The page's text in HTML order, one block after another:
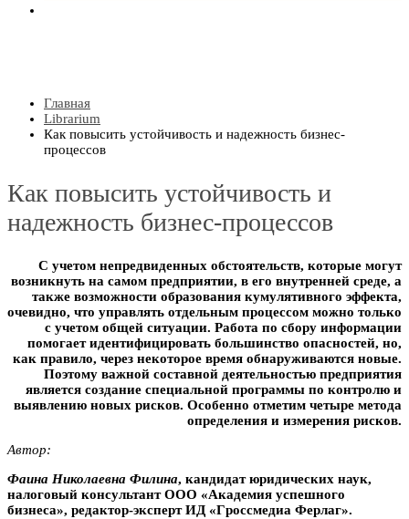
Главная
Librarium
Как повысить устойчивость и надежность бизнес-
процессов
Как повысить устойчивость и
надежность бизнес-процессов
С учетом непредвиденных обстоятельств, которые могут
возникнуть на самом предприятии, в его внутренней среде, а
также возможности образования кумулятивного эффекта,
очевидно, что управлять отдельным процессом можно только
с учетом общей ситуации. Работа по сбору информации
помогает идентифицировать большинство опасностей, но,
как правило, через некоторое время обнаруживаются новые.
Поэтому важной составной деятельностью предприятия
является создание специальной программы по контролю и
выявлению новых рисков. Особенно отметим четыре метода
определения и измерения рисков.
Автор:
Фаина Николаевна Филинa, кандидат юридических наук,
налоговый консультант ООО «Академия успешного
бизнеса», редактор-эксперт ИД «Гpoccмeдиa Ферлаг».